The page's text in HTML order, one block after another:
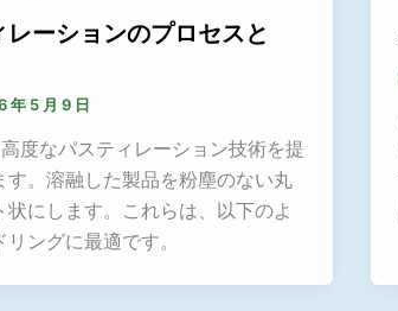
レーションのプロセスと
年 5 月 9 日
度なパスティレーション技術を提
す。溶融した製品を粉塵のない丸
状にします。これらは、以下のよ
リングに最適です。